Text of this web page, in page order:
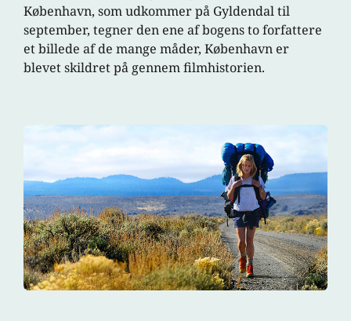
København, som udkommer på Gyldendal til
september, tegner den ene af bogens to forfattere
et billede af de mange måder, København er
blevet skildret på gennem filmhistorien.